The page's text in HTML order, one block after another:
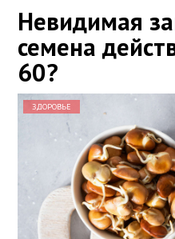
Невидимая
семена
60?
ЗДОРОВЬЕ